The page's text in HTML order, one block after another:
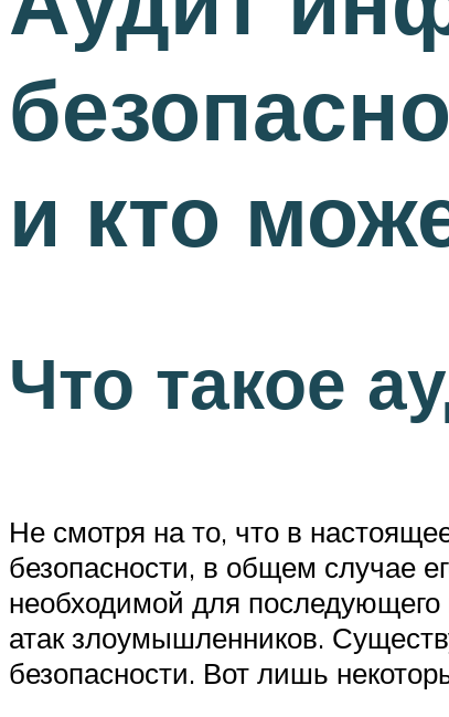
и кто
Что такое
Не смотря на то, что в
безопасности, в общем случае
необходимой для последующего
атак злоумышленников.
безопасности. Вот лишь